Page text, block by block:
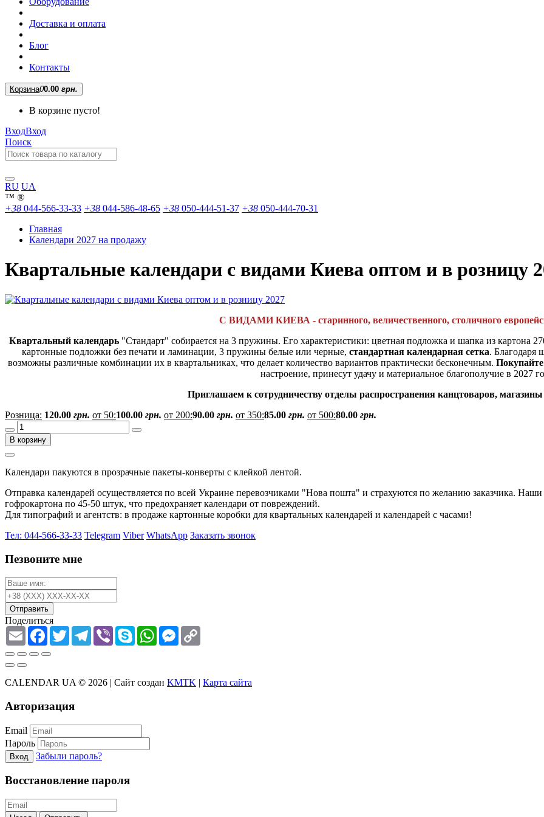
Доставка и оплата
Блог
Контакты
Корзина00.00 грн.
В корзине пусто!
ВходВход
Поиск
RU UA
™ ®
+38 044-566-33-33 +38 044-586-48-65 +38 050-444-51-37 +38 050-444-70-31
Главная
Календари 2027 на продажу
Квартальные календари с видами Киева оптом и в розницу
С ВИДАМИ КИЕВА - старинного, величественного, столичного
Квартальный календарь"Стандарт" собирается на 3 пружины. Его характеристики: цветная подложка и шапка из картона
картонные подложки без печати и ламинации, 3 пружины белые или черные, стандартная календарная сетка. Благодаря
возможны различные комбинации их в квартальниках, что делает количество вариантов практически бесконечным.
настроение, принесут удачу и материальное благополучие в 2027
Приглашаем к сотрудничеству отделы распространения канцтоваров,
Розница: 120.00 грн. от 50:100.00 грн. от 200:90.00 грн. от 350:85.00 грн. от 500:80.00 грн.
В корзину
Календари пакуются в прозрачные пакеты-конверты с клейкой лентой.
Отправка календарей осуществляется по всей Украине перевозчиками "Нова пошта" и страхуются по желанию заказчика.
гофрокартона по 45-50 штук, что предохраняет календари от повреждений.
Для типографий и агентств: в продаже картонные коробки для квартальных календарей и календарей с часами!
Тел: 044-566-33-33 Telegram Viber WhatsApp Заказать звонок
Пезвоните мне
Отправить
Поделиться
Email Facebook
TwitterTelegram
Viber Skype WhatsAppMessenger
CALENDAR UA © 2026 | Сайт создан KMTK | Карта сайта
Авторизация
Email
Пароль
Вход Забыли пароль?
Восстановление пароля